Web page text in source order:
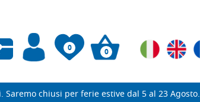
0 0
chiusi per ferie estive dal 5 al 23 Agosto.